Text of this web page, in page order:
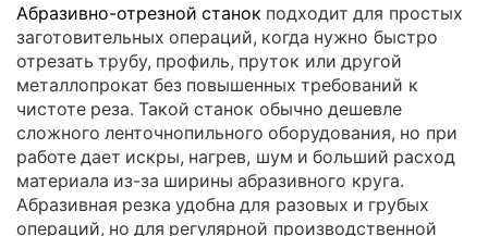
Абразивно-отрезной станок подходит для простых
заготовительных операций, когда нужно быстро
отрезать трубу, профиль, пруток или другой
металлопрокат без повышенных требований к
чистоте реза. Такой станок обычно дешевле
сложного ленточнопильного оборудования, но при
работе дает искры, нагрев, шум и больший расход
материала из-за ширины абразивного круга.
Абразивная резка удобна для разовых и грубых
операций, но для регулярной производственной